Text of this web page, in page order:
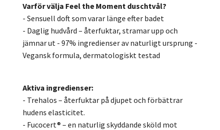
Varför välja Feel the Moment duschtvål?
- Sensuell doft som varar länge efter badet
- Daglig hudvård – återfuktar, stramar upp och
jämnar ut - 97% ingredienser av naturligt ursprung -
Vegansk formula, dermatologiskt testad
Aktiva ingredienser:
- Trehalos – återfuktar på djupet och förbättrar
hudens elasticitet.
- Fucocert® – en naturlig skyddande sköld mot